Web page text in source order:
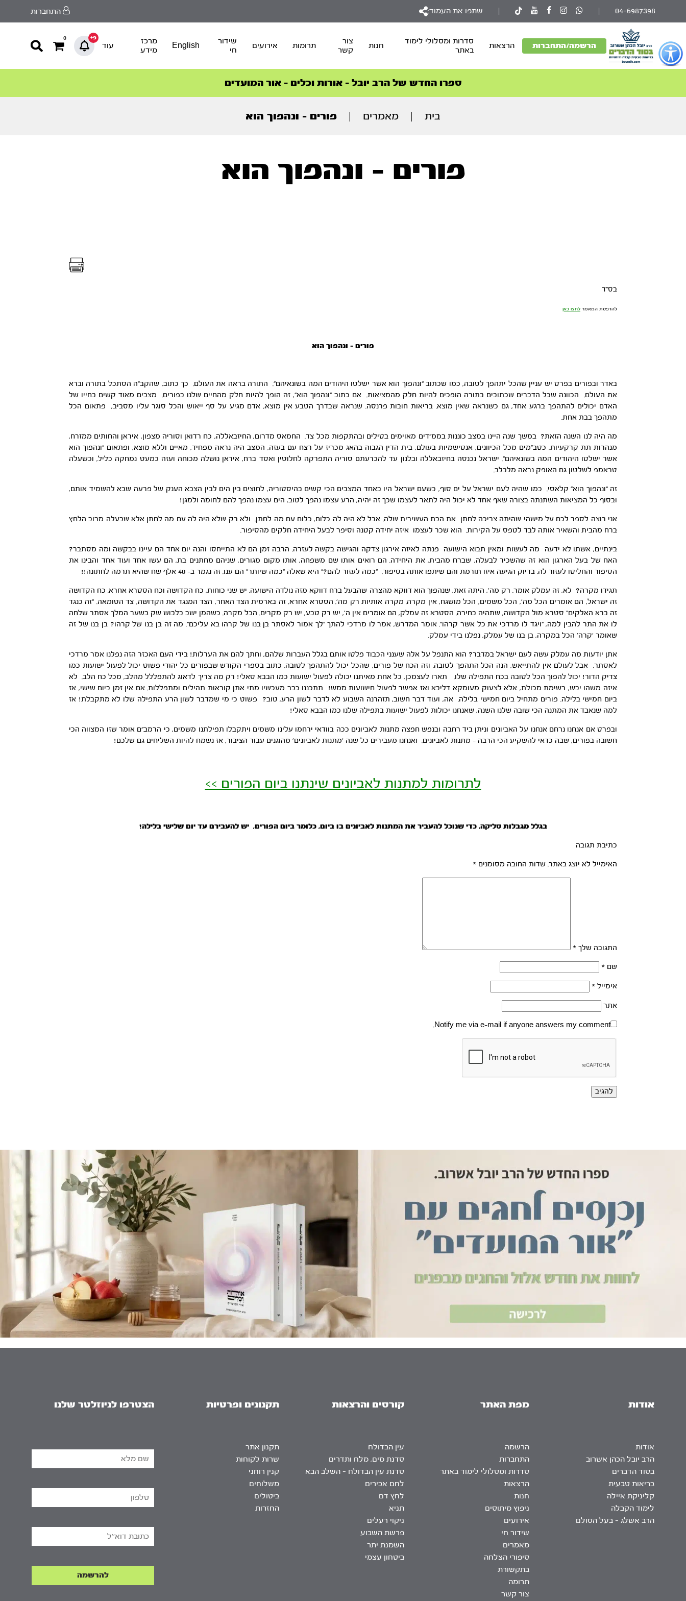
כפתור
לפתיחת
תפריט
נגישות
04-6987398 שתפו את העמוד: התחברות
הרשמה/התחברות הרצאות
סדרות ומסלולי לימוד
באתר
חנות
צור
קשר
תרומות אירועים
שידור
חי
English
מרכז
מידע
עוד
9+
0
סדרות הפודקאסטים
הסדרה המובילה החודש – דרך המלך
ספרו החדש של הרב יובל – אורות וכלים – אור המועדים
הצטרפו למהפכת הבריאות הטבעית >
סדרות הפודקאסטים
הסדרה המובילה החודש – דרך המלך
בית מאמרים פורים – ונהפוך הוא
פורים - ונהפוך הוא
בס”ד
להדפסת המאמר לחצו כאן
פורים – ונהפוך הוא
באדר ובפורים בפרט יש עניין שהכל יתהפך לטובה, כמו שכתוב “ונהפוך הוא אשר ישלטו היהודים המה בשונאיהם”. התורה בראה את העולם. כך כתוב, שהקב”ה הסתכל בתורה וברא
את העולם. הכוונה שכל הדברים שכתובים בתורה הופכים להיות חלק מהמציאות. אם כתוב “ונהפוך הוא”, זה הופך להיות חלק מהחיים שלנו בפורים. מצבים מאוד קשים בחייו של
האדם יכולים להתהפך ברגע אחד, גם כשנראה שאין מוצא. בריאות חובות פרנסה. שנראה שבדרך הטבע אין מוצא, אדם מגיע על סף ייאוש והכל סוגר עליו מסביב, פתאום הכל
מתהפך בבת אחת.
מה היה לנו השנה הזאת? במשך שנה היינו במצב כוננות בממ”דים מאוימים בטילים ובהתקפות מכל צד. החמאס מדרום, החיזבאללה, כח רדואן וסוריה מצפון, איראן והחותים ממזרח,
מנהרות תת קרקעיות, כטב”מים מכל הכיוונים, אנטישמיות בעולם, בית הדין הגבוה בהאג מכריז על רצח עם בעזה, המצב היה נראה מפחיד, מאיים וללא מוצא, ופתאום “ונהפוך הוא
אשר ישלטו היהודים המה בשונאיהם”. ישראל נכנסה בחיזבאללה ובלנון עד להכרעתם סוריה התפרקה לחלוטין ואסד ברח, איראן נושלה מכוחה ועזה כמעט נמחקה כליל, וכשעלה
טראמפ לשלטון גם האופק נראה מלבלב.
זה “ונהפוך הוא” קלאסי. כמו שהיה לעם ישראל על ים סוף, כשעם ישראל היו באחד המצבים הכי קשים בהיסטוריה, לחוצים בין הים לבין הצבא הענק של פרעה שבא להשמיד אותם,
ובסוף כל המציאות השתנתה בצורה שאף אחד לא יכול היה לתאר לעצמו שכך זה יהיה, הרע עצמו נהפך לטוב, הים עצמו נהפך להם לחומה ולמגן!
אני רוצה לספר לכם על מישהי שהיתה צריכה לחתן את הבת העשירית שלה. אבל לא היה לה כלום, כלום עם מה לחתן. ולא רק שלא היה לה עם מה לחתן אלא שבעלה מרוב הלחץ
ברח מהבית והשאיר אותה לבד לטפס על הקירות. הוא שכר לעצמו איזה יחידה קטנה וסיפר לבעל היחידה חלקים מהסיפור.
בינתיים, אשתו לא ידעה מה לעשות ומאין תבוא הישועה פנתה לאיזה אירגון צדקה והגישה בקשה לעזרה. הרבה זמן הם לא התייחסו והנה יום אחד הם עיינו בבקשה ומה מסתבר?
האח של בעל הארגון הוא זה שהשכיר לבעלה, שברח מהבית, את היחידה. הם רואים אותו שם משפחה, אותו מקום מגורים, שניהם מחתנים בת, הם עשו אחד ועוד אחד והבינו את
הסיפור והחליטו לעזור לה. בדיוק הגיעה איזו תורמת והם שיתפו אותה בסיפור. “כמה לעזור להם?” היא שאלה “כמה שיותר” הם ענו. זה נגמר ב- 40 אלף שח שהיא תרמה לחתונה!!
תגידו מקרה? לא, זה עמלק אומר. רק מה’, היתה זאת, שנהפוך הוא דווקא מהצרה שהבעל ברח דווקא מזה נולדה הישועה. יש שני כוחות, כח הקדושה וכח הסטרא אחרא. כח הקדושה
זה ישראל, הם אומרים הכל מה’, הכל משמים, הכל מושגח, אין מקרה. מקרה אותיות רק מה’. הסטרא אחרא, זה בארמית הצד האחר, הצד המנגד את הקדושה, צד הטומאה. “זה כנגד
זה ברא האלקים” סטרא מול הקדושה, שתהיה בחירה. הסטרא זה עמלק, הם אומרים אין ה’, יש רק טבע, יש רק מקרים. הכל מקרה. כשהמן ישב בלבוש שק בשער המלך אסתר שלחה
לו את התר להבין למה, “ויגד לו מרדכי את כל אשר קרהו”. אומר המדרש, אמר לו מרדכי להתך “לך אמור לאסתר בן בנו של קרהו בא עליכם”. מה זה בן בנו של קרהו? בן בנו של זה
שאומר ‘קרה’ הכל במקרה, בן בנו של עמלק, נפלנו בידי עמלק.
אתן יודעות מה עמלק עשה לעם ישראל במדבר? הוא התנפל על אלה שענני הכבוד פלטו אותם בגלל העברות שלהם, וחתך להם את הערלות! בידי העם האכזר הזה נפלנו אמר מרדכי
לאסתר. אבל לעולם אין להתייאש, הנה הכל התהפך לטובה. וזה הכח של פורים, שהכל יכול להתהפך לטובה. כתוב בספרי הקודש שבפורים כל יהודי פשוט יכול לפעול ישועות כמו
צדיק הדור! יכול להפוך הכל לטובה בכח התפילה שלו. תארו לעצמכן, כל אחת מאיתנו יכולה לפעול ישועות כמו הבבא סאלי! רק מה צריך לדאוג להתפללל מהלב, מכל כח הלב. לא
איזה משהו יבש, רשימת מכולת, אלא לצעוק מעומקא דליבא ואז אפשר לפעול חישועות ממש! תתכננו כבר מעכשיו מתי אתן קוראות תהילים ומתפללות. אם אין זמן ביום שישי, אז
ביום חמישי בלילה. פורים מתחיל ביום חמישי בלילה. אה, ועוד דבר חשוב, תזהרנה השבוע לא לדבר לשון הרע, טוב? פשוט כי מי שמדבר לשון הרע התפילה שלו לא מתקבלת! אז
למה שנאבד את המתנה הכי שובה שלנו השנה, שאנחנו יכולות לפעול ישועות בתפילה שלנו כמו הבבא סאלי!
ובפרט אם אנחנו נרחם אנחנו על האביונים וניתן ביד רחבה ובנפש חפצה מתנות לאביונים ככה בוודאי ירחמו עלינו משמים ויתקבלו תפילתנו משמים, כי הרמב”ם אומר שזו המצווה הכי
חשובה בפורים, שבה כדאי להשקיע הכי הרבה – מתנות לאביונים. ואנחנו מעבירים כל שנה ‘מתנות לאביונים’ מהוגנים עבור הציבור, אז נשמח להיות השליחים גם שלכם!
לתרומות למתנות לאביונים שינתנו ביום הפורים >>
בגלל מגבלות סליקה, כדי שנוכל להעביר את המתנות לאביונים בו ביום, כלומר ביום הפורים, יש להעבירם עד יום שלישי בלילה!
כתיבת תגובה
האימייל לא יוצג באתר. שדות החובה מסומנים *
התגובה שלך *
שם *
אימייל *
אתר
Notify me via e-mail if anyone answers my comment.
אודות
אודות
הרב יובל הכהן אשרוב
בסוד הדברים
בריאות טבעית
קליניקת איילה
לימוד הקבלה
הרב אשלג – בעל הסולם
מפת האתר
הרשמה
התחברות
סדרות ומסלולי לימוד באתר
הרצאות
חנות
ניפוץ מיתוסים
אירועים
שידור חי
מאמרים
סיפורי הצלחה
בתקשורת
תרומה
צור קשר
קורסים והרצאות
עין הבדולח
סדנת מים, מלח ותדרים
סדנת עין הבדולח – השלב הבא
לחם אבירים
לחץ דם
תניא
ניקוי רעלים
פרשת השבוע
השמנת יתר
ביטחון עצמי
תקנונים ופרטיות
תקנון אתר
שרות לקוחות
קנין רוחני
משלוחים
ביטולים
החזרות
הצטרפו לניוזלטר שלנו